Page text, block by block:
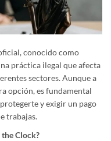
conocido como
práctica ilegal que afecta
sectores. Aunque a
opción, es fundamental
y exigir un pago
trabajas.
Clock?